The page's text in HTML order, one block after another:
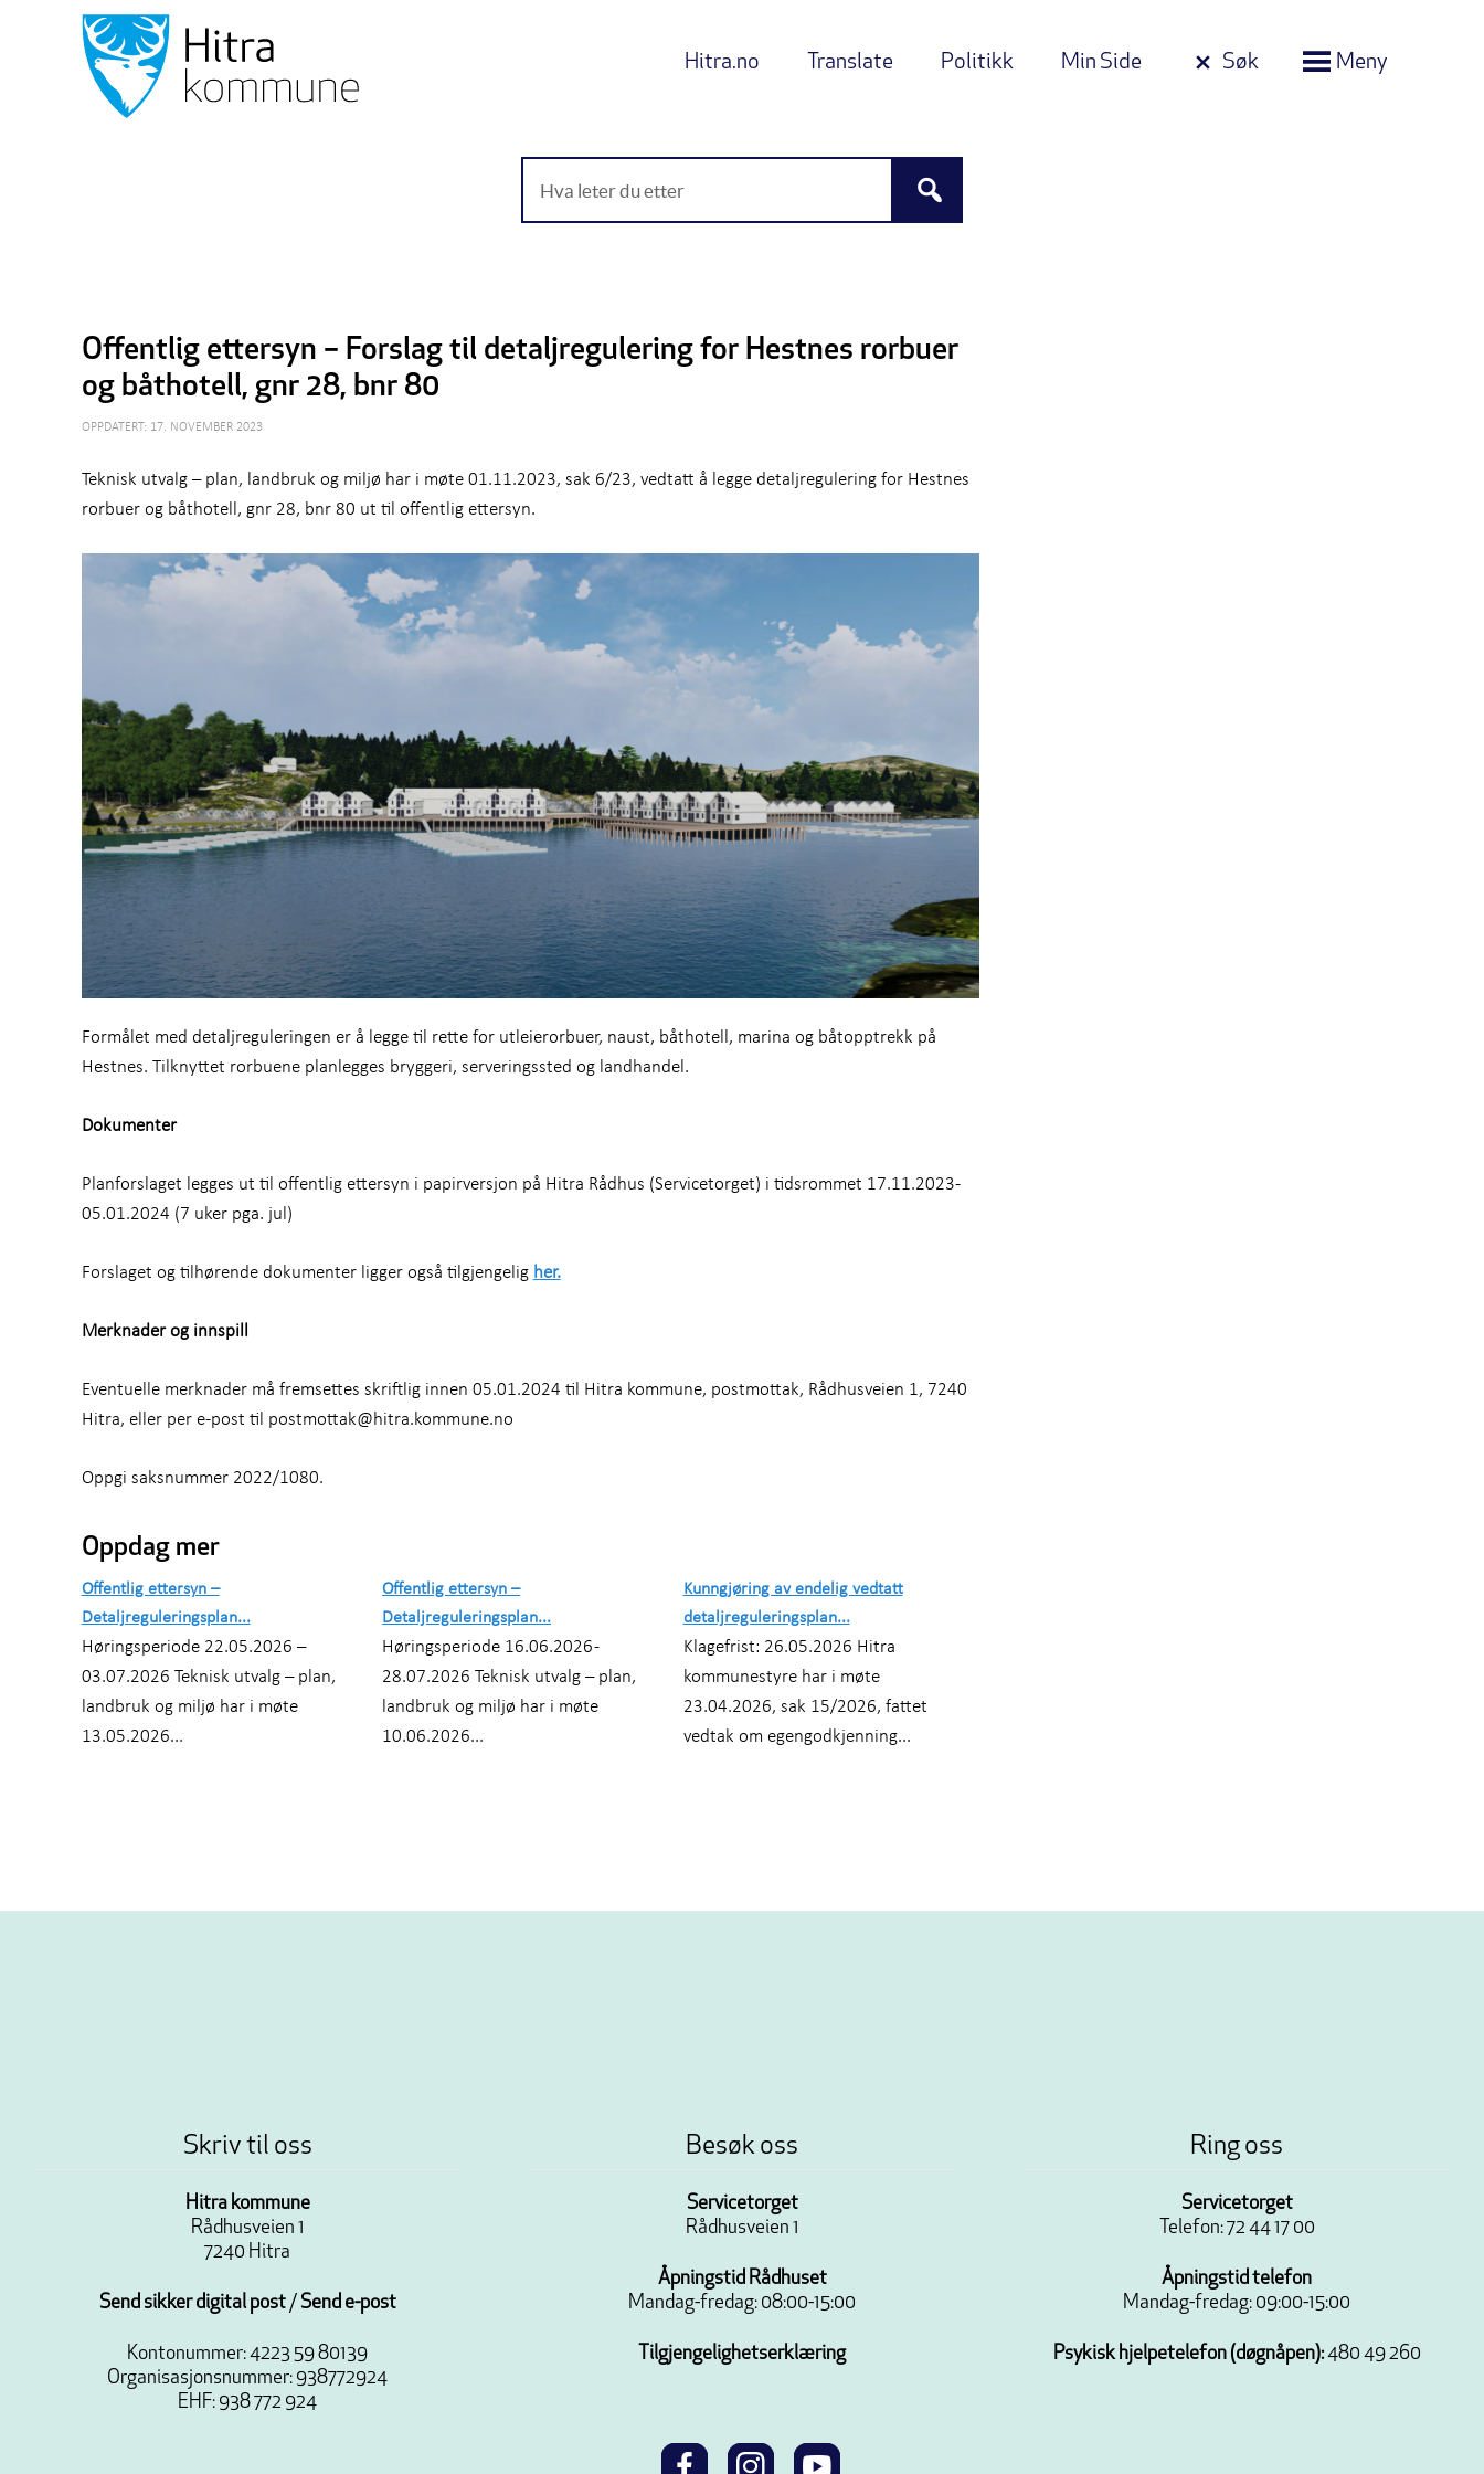
Hitra.no Translate Politikk Min Side Søk Meny
Offentlig ettersyn – Forslag til detaljregulering for Hestnes rorbuer
og båthotell, gnr 28, bnr 80
OPPDATERT: 17. NOVEMBER 2023
Teknisk utvalg – plan, landbruk og miljø har i møte 01.11.2023, sak 6/23, vedtatt å legge detaljregulering for Hestnes
rorbuer og båthotell, gnr 28, bnr 80 ut til offentlig ettersyn.
Formålet med detaljreguleringen er å legge til rette for utleierorbuer, naust, båthotell, marina og båtopptrekk på
Hestnes. Tilknyttet rorbuene planlegges bryggeri, serveringssted og landhandel.
Dokumenter
Planforslaget legges ut til offentlig ettersyn i papirversjon på Hitra Rådhus (Servicetorget) i tidsrommet 17.11.2023-
05.01.2024 (7 uker pga. jul)
Forslaget og tilhørende dokumenter ligger også tilgjengelig her.
Merknader og innspill
Eventuelle merknader må fremsettes skriftlig innen 05.01.2024 til Hitra kommune, postmottak, Rådhusveien 1, 7240
Hitra, eller per e-post til postmottak@hitra.kommune.no
Oppgi saksnummer 2022/1080.
Oppdag mer
Offentlig ettersyn –
Detaljreguleringsplan...
Høringsperiode 22.05.2026 –
03.07.2026 Teknisk utvalg – plan,
landbruk og miljø har i møte
13.05.2026...
Offentlig ettersyn –
Detaljreguleringsplan...
Høringsperiode 16.06.2026 -
28.07.2026 Teknisk utvalg – plan,
landbruk og miljø har i møte
10.06.2026...
Kunngjøring av endelig vedtatt
detaljreguleringsplan...
Klagefrist: 26.05.2026 Hitra
kommunestyre har i møte
23.04.2026, sak 15/2026, fattet
vedtak om egengodkjenning...
Skriv til oss
Hitra kommune
Rådhusveien 1
7240 Hitra
Send sikker digital post/ Send e-post
Kontonummer: 4223 59 80139
Organisasjonsnummer: 938772924
EHF: 938 772 924
Besøk oss
Servicetorget
Rådhusveien 1
Åpningstid Rådhuset
Mandag-fredag: 08:00-15:00
Tilgjengelighetserklæring
Ring oss
Servicetorget
Telefon: 72 44 17 00
Åpningstid telefon
Mandag-fredag: 09:00-15:00
Psykisk hjelpetelefon (døgnåpen):480 49 260